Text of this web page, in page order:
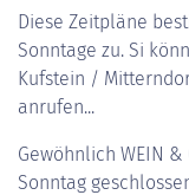
Diese Zeitpläne
Sonntage zu. Si
Kufstein /
anrufen...
Gewöhnlich WEIN &
Sonntag